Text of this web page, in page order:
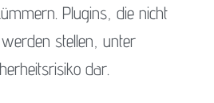
Plugins, die nicht
stellen, unter
dar.